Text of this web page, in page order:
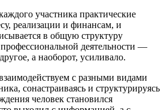
участника практические
реализации и финансам, и
в общую структуру
деятельности —
а наоборот, усиливало.
с разными видами
сонастраиваясь и структурируясь
человек становился